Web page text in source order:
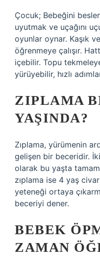
Çocuk; Bebeğini
uyutmak ve uçağını
oyunlar oynar. Kaşık
öğrenmeye çalışır.
içebilir. Topu
yürüyebilir, hızlı
ZIPLAMA
YAŞINDA?
Zıplama, yürümenin
gelişen bir beceridir.
olarak bu yaşta
zıplama ise 4 yaş
yeteneği ortaya
beceriyi dener.
BEBEK
ZAMAN